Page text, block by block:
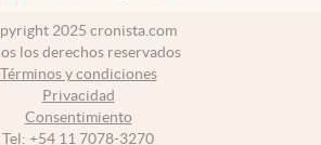
2025 cronista.com
los derechos reservados
Términos y condiciones
Privacidad
Consentimiento
Tel: +54 11 7078-3270